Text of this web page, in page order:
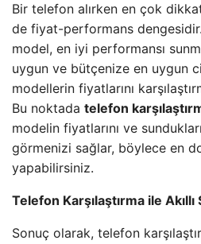
Bir telefon alırken en çok
de fiyat-performans
model, en iyi performansı
uygun ve bütçenize en uygun
modellerin fiyatlarını
Bu noktada telefon
modelin fiyatlarını ve
görmenizi sağlar, böylece en
yapabilirsiniz.
Telefon Karşılaştırma ile Akıllı
Sonuç olarak, telefon